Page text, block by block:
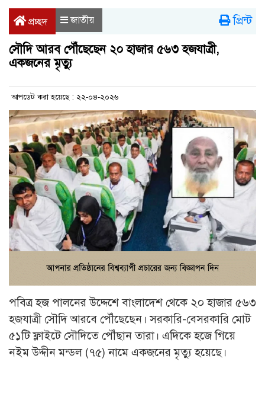
প্রচ্ছদ জাতীয় প্রিন্ট
সৌদি আরব পৌঁছেছেন ২০ হাজার ৫৬৩ হজযাত্রী,
একজনের মৃত্যু
আপডেট করা হয়েছে : ২২-০৪-২০২৬
পবিত্র হজ পালনের উদ্দেশে বাংলাদেশ থেকে ২০ হাজার ৫৬৩
হজযাত্রী সৌদি আরবে পৌঁছেছেন। সরকারি-বেসরকারি মোট
৫১টি ফ্লাইটে সৌদিতে পৌঁছান তারা। এদিকে হজে গিয়ে
নইম উদ্দীন মন্ডল (৭৫) নামে একজনের মৃত্যু হয়েছে।